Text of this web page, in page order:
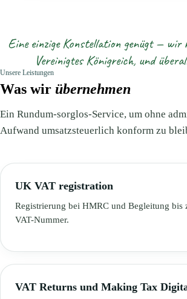
Eine einzige Konstellation genügt —
Vereinigtes Königreich, und
Unsere Leistungen
Was wir übernehmen
Ein Rundum-sorglos-Service, um ohne
Aufwand umsatzsteuerlich konform zu
UK VAT registration
Registrierung bei HMRC und Begleitung bis
VAT-Nummer.
VAT Returns und Making Tax